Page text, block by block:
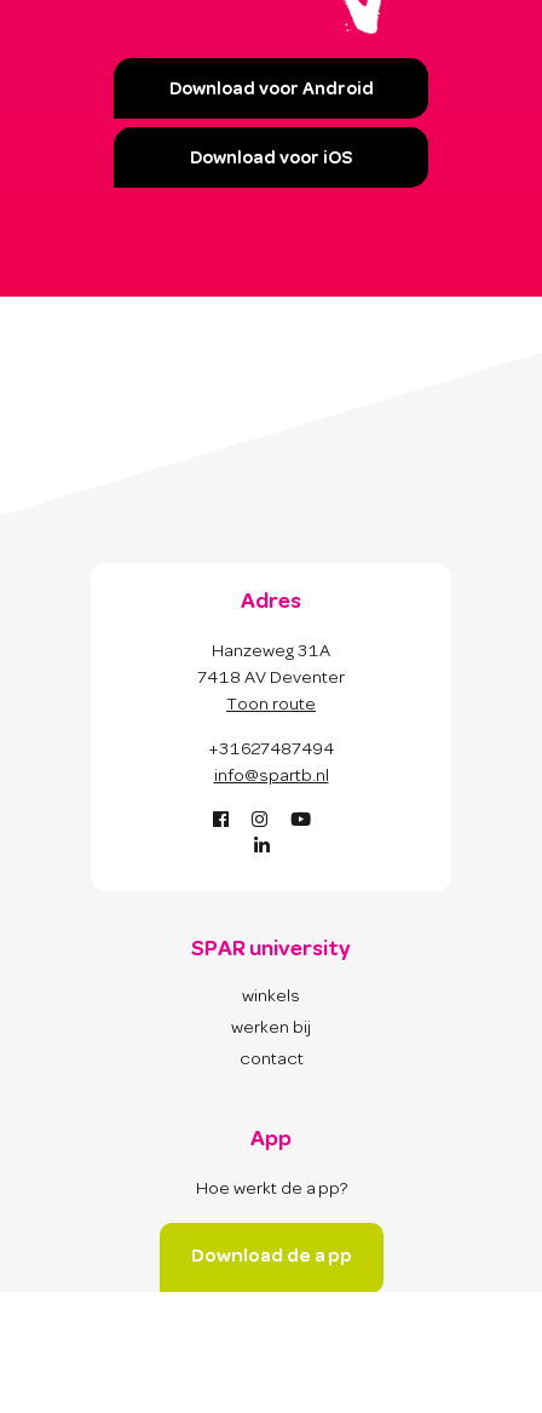
Download voor Android
Download voor iOS
Adres
Hanzeweg 31A
7418 AV Deventer
Toon route
+31627487494
info@spartb.nl
SPAR university
winkels
werken bij
contact
App
Hoe werkt de app?
Download de app